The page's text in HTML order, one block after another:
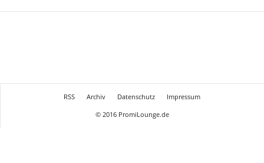
RSS Archiv Datenschutz
Impressum
© 2016 PromiLounge.de